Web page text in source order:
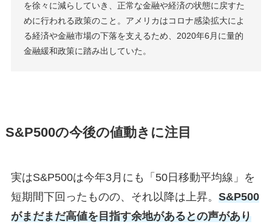
を徐々に減らしていき、正常な金融や経済の状態に戻すた
めに行われる政策のこと。アメリカはコロナ感染拡大によ
る経済や金融市場の下落を支えるため、2020年6月に量的
金融緩和政策に踏み出していた。
S&P500の今後の値動きに注目
実はS&P500は今年3月にも「50日移動平均線」を
短期間下回ったものの、それ以降は上昇。 S&P500
がまだまだ高値を目指す余地があるとの声があり